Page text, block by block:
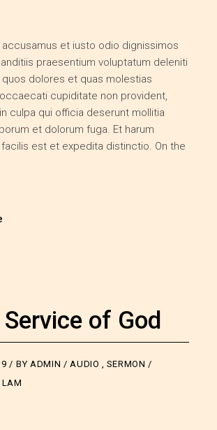
et iusto odio dignissimos
praesentium voluptatum deleniti
dolores et quas molestias
cupiditate non provident,
culpa qui officia deserunt mollitia
et dolorum fuga. Et harum
est et expedita distinctio. On the
of God
BY ADMIN AUDIO
SERMON
LAM